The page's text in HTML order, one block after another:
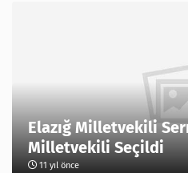
Elazığ Milletvekili
Milletvekili Seçildi
11 yıl önce